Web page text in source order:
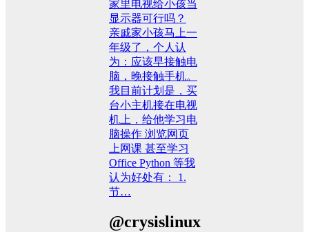
家里电视给小孩当
显示器可行吗？
亲戚家小孩马上一
年级了，个人认
为：应该早接触电
脑，晚接触手机。
我目前计划是，买
台小主机接在电视
机上，给他学习电
脑操作 浏览网页
上网课 甚至学习
Office Python 等我
认为好处有： 1.
节…
@crysislinux